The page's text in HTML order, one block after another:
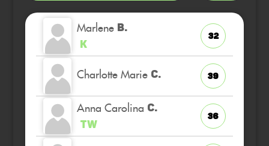
Marlene B.
K
32
Charlotte Marie C. 39
Anna Carolina C.
TW
36